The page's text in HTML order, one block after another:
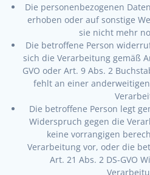
Die personenbezogenen
erhoben oder auf sonstige
sie nicht mehr
Die betroffene Person
sich die Verarbeitung gemäß
GVO oder Art. 9 Abs. 2
fehlt an einer
Die betroffene Person legt
Widerspruch gegen die
keine vorrangigen
Verarbeitung vor, oder die
Art. 21 Abs. 2 DS-GVO